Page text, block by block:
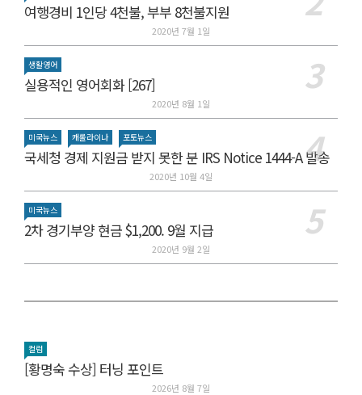
여행경비 1인당 4천불, 부부 8천불지원
2020년 7월 1일
생활영어
실용적인 영어회화 [267]
2020년 8월 1일
미국뉴스 캐롤라이나 포토뉴스
국세청 경제 지원금 받지 못한 분 IRS Notice 1444-A 발송
2020년 10월 4일
미국뉴스
2차 경기부양 현금 $1,200. 9월 지급
2020년 9월 2일
컬럼
[황명숙 수상] 터닝 포인트
2026년 8월 7일